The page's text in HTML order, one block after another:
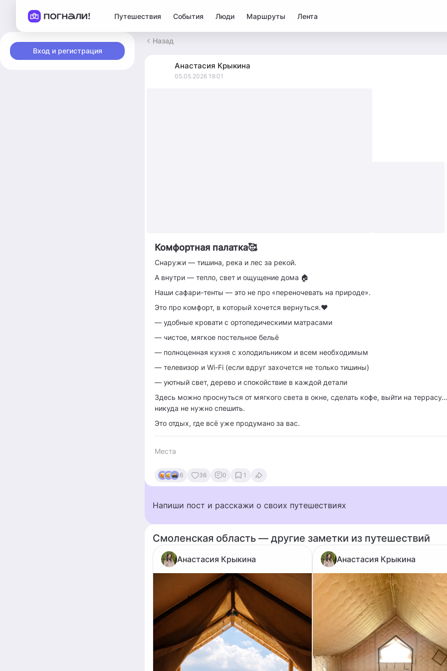
Путешествия События Люди Маршруты Лента
Вход и регистрация
Назад
Анастасия Крыкина
05.05.2026 19:01
Комфортная палатка🥰
Снаружи — тишина, река и лес за рекой.
А внутри — тепло, свет и ощущение дома 🏠
Наши сафари-тенты — это не про «переночевать на природе».
Это про комфорт, в который хочется вернуться.❤️
— удобные кровати с ортопедическими матрасами
— чистое, мягкое постельное бельё
— полноценная кухня с холодильником и всем необходимым
— телевизор и Wi-Fi (если вдруг захочется не только тишины)
— уютный свет, дерево и спокойствие в каждой детали
Здесь можно проснуться от мягкого света в окне, сделать кофе, выйти на
никуда не нужно спешить.
Это отдых, где всё уже продумано за вас.
Места
6 36 0 1
Напиши пост и расскажи о своих путешествиях
Смоленская область — другие заметки из путешествий
Анастасия Крыкина Анастасия Крыкина